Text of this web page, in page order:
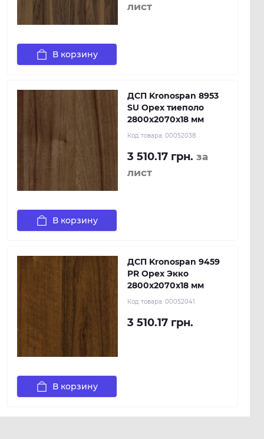
лист
В корзину
ДСП Kronospan 8953
SU Орех тиеполо
2800x2070x18 мм
Код товара: 00052038
3 510.17 грн. за
лист
В корзину
ДСП Kronospan 9459
PR Орех Экко
2800x2070x18 мм
Код товара: 00052041
3 510.17 грн.
В корзину